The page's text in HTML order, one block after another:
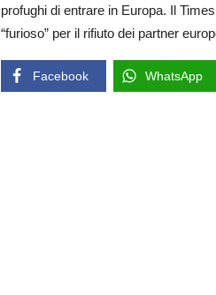
profughi di entrare in Europa. Il
“furioso” per il rifiuto dei partner
Facebook WhatsApp